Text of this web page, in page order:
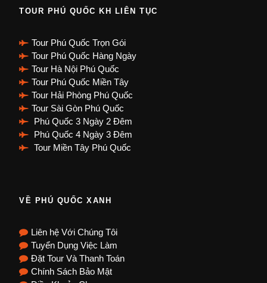
TOUR PHÚ QUỐC KH LIÊN TỤC
Tour Phú Quốc Trọn Gói
Tour Phú Quốc Hàng Ngày
Tour Hà Nội Phú Quốc
Tour Phú Quốc Miền Tây
Tour Hải Phòng Phú Quốc
Tour Sài Gòn Phú Quốc
Phú Quốc 3 Ngày 2 Đêm
Phú Quốc 4 Ngày 3 Đêm
Tour Miền Tây Phú Quốc
VỀ PHÚ QUỐC XANH
Liên hệ Với Chúng Tôi
Tuyển Dụng Việc Làm
Đặt Tour Và Thanh Toán
Chính Sách Bảo Mật